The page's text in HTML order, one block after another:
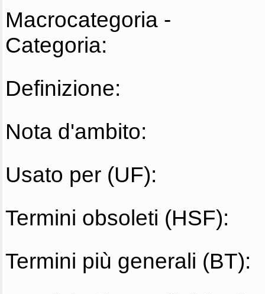
Macrocategoria -
Categoria:
Definizione:
Nota d'ambito:
Usato per (UF):
Termini obsoleti (HSF):
Termini più generali (BT):